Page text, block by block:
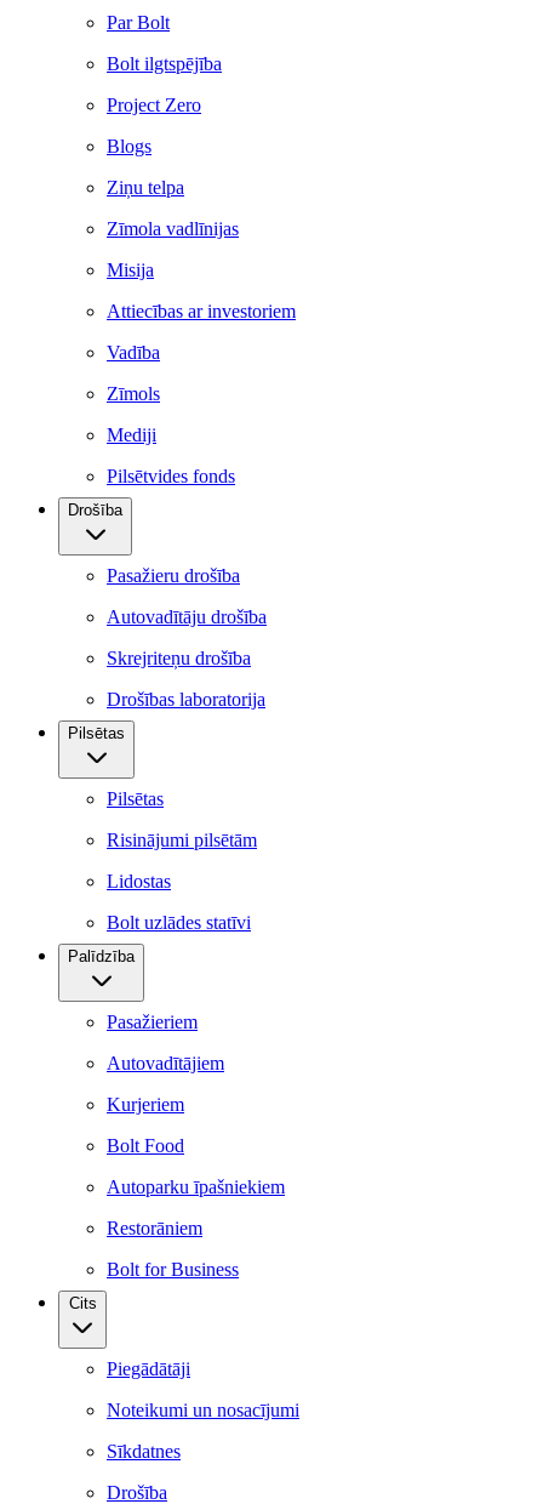
Par Bolt
Bolt ilgtspējība
Project Zero
Blogs
Ziņu telpa
Zīmola vadlīnijas
Misija
Attiecības ar investoriem
Vadība
Zīmols
Mediji
Pilsētvides fonds
Drošība
Pasažieru drošība
Autovadītāju drošība
Skrejriteņu drošība
Drošības laboratorija
Pilsētas
Pilsētas
Risinājumi pilsētām
Lidostas
Bolt uzlādes statīvi
Palīdzība
Pasažieriem
Autovadītājiem
Kurjeriem
Bolt Food
Autoparku īpašniekiem
Restorāniem
Bolt for Business
Cits
Piegādātāji
Noteikumi un nosacījumi
Sīkdatnes
Drošība